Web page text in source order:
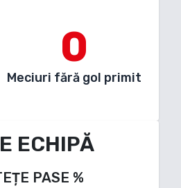
0
Meciuri fără gol primit
ECHIPĂ
PASE %